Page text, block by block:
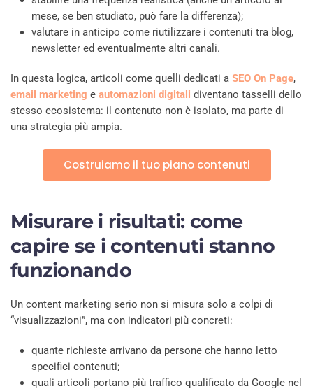
mese, se ben studiato, può fare la differenza);
valutare in anticipo come riutilizzare i contenuti tra blog,
newsletter ed eventualmente altri canali.
In questa logica, articoli come quelli dedicati a SEO On Page,
email marketing e automazioni digitali diventano tasselli dello
stesso ecosistema: il contenuto non è isolato, ma parte di
una strategia più ampia.
Costruiamo il tuo piano contenuti
Misurare i risultati: come
capire se i contenuti stanno
funzionando
Un content marketing serio non si misura solo a colpi di
“visualizzazioni”, ma con indicatori più concreti:
quante richieste arrivano da persone che hanno letto
specifici contenuti;
quali articoli portano più traffico qualificato da Google nel